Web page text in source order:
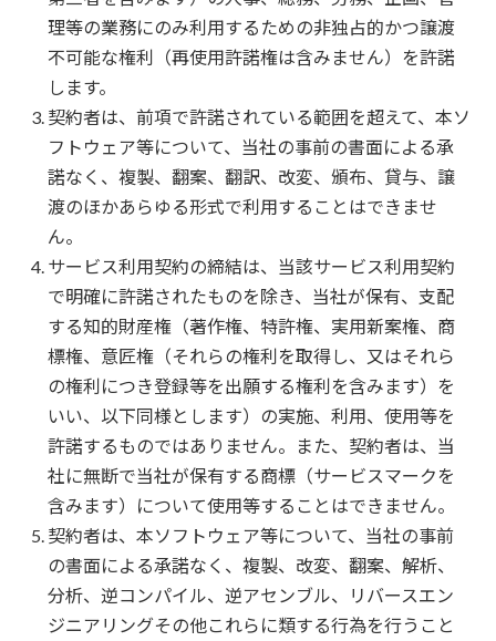
理等の業務にのみ利用するための非独占的かつ譲渡
不可能な権利（再使用許諾権は含みません）を許諾
します。
契約者は、前項で許諾されている範囲を超えて、本ソ
フトウェア等について、当社の事前の書面による承
諾なく、複製、翻案、翻訳、改変、頒布、貸与、譲
渡のほかあらゆる形式で利用することはできませ
ん。
サービス利用契約の締結は、当該サービス利用契約
で明確に許諾されたものを除き、当社が保有、支配
する知的財産権（著作権、特許権、実用新案権、商
標権、意匠権（それらの権利を取得し、又はそれら
の権利につき登録等を出願する権利を含みます）を
いい、以下同様とします）の実施、利用、使用等を
許諾するものではありません。また、契約者は、当
社に無断で当社が保有する商標（サービスマークを
含みます）について使用等することはできません。
契約者は、本ソフトウェア等について、当社の事前
の書面による承諾なく、複製、改変、翻案、解析、
分析、逆コンパイル、逆アセンブル、リバースエン
ジニアリングその他これらに類する行為を行うこと